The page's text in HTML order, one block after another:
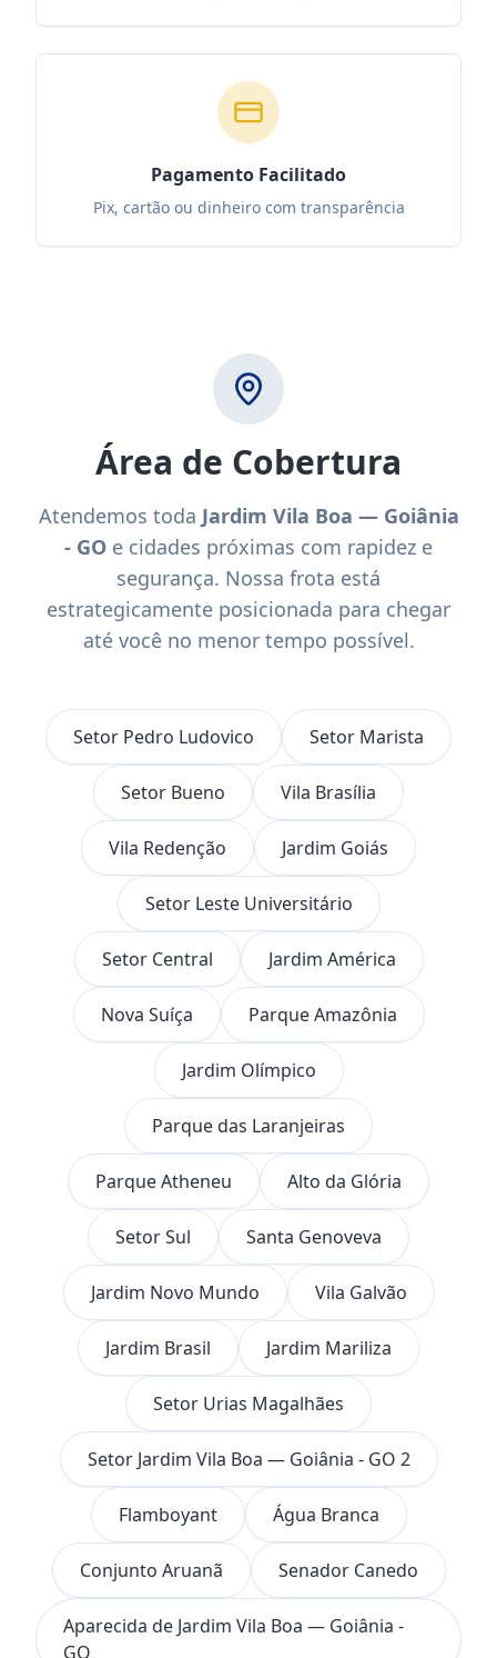
Pagamento Facilitado
Pix, cartão ou dinheiro com transparência
Área de Cobertura
Atendemos toda Jardim Vila Boa — Goiânia
- GO e cidades próximas com rapidez e
segurança. Nossa frota está
estrategicamente posicionada para chegar
até você no menor tempo possível.
Setor Pedro Ludovico Setor Marista
Setor Bueno Vila Brasília
Vila Redenção Jardim Goiás
Setor Leste Universitário
Setor Central Jardim América
Nova Suíça Parque Amazônia
Jardim Olímpico
Parque das Laranjeiras
Parque Atheneu Alto da Glória
Setor Sul Santa Genoveva
Jardim Novo Mundo Vila Galvão
Jardim Brasil Jardim Mariliza
Setor Urias Magalhães
Setor Jardim Vila Boa — Goiânia - GO 2
Flamboyant Água Branca
Conjunto Aruanã Senador Canedo
Aparecida de Jardim Vila Boa — Goiânia -
GO